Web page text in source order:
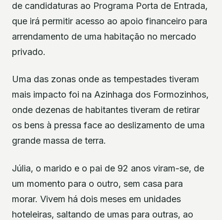
de candidaturas ao Programa Porta de Entrada,
que irá permitir acesso ao apoio financeiro para
arrendamento de uma habitação no mercado
privado.
Uma das zonas onde as tempestades tiveram
mais impacto foi na Azinhaga dos Formozinhos,
onde dezenas de habitantes tiveram de retirar
os bens à pressa face ao deslizamento de uma
grande massa de terra.
Júlia, o marido e o pai de 92 anos viram-se, de
um momento para o outro, sem casa para
morar. Vivem há dois meses em unidades
hoteleiras, saltando de umas para outras, ao